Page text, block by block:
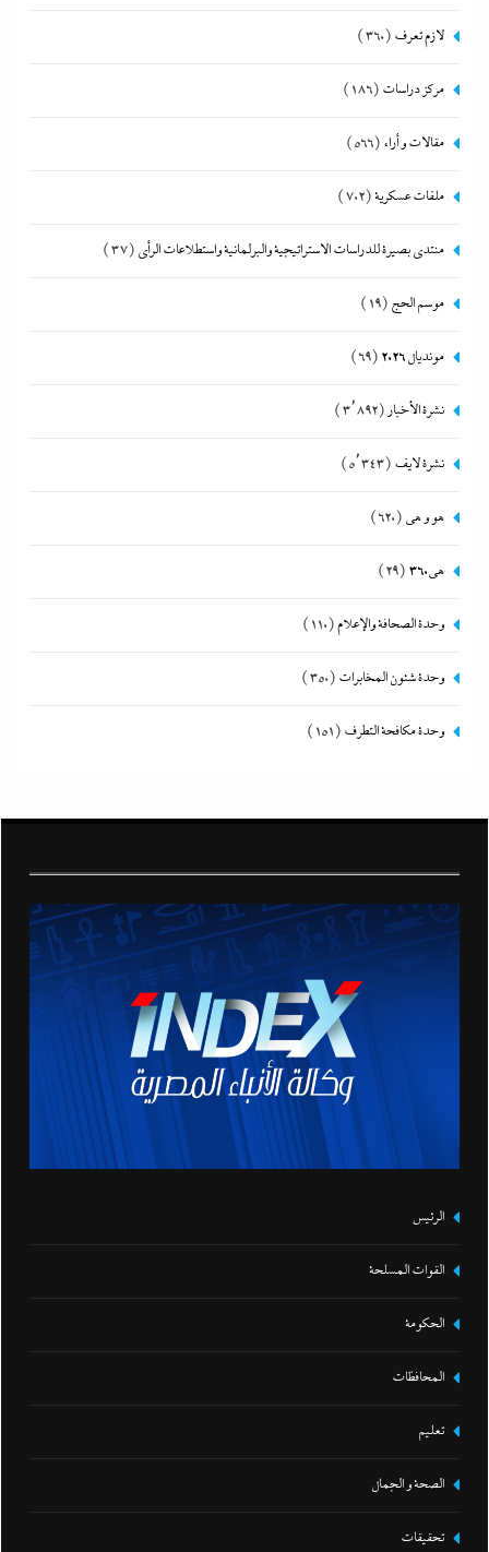
لازم تعرف (360)
مركز دراسات (186)
مقالات و أراء (566)
ملفات عسكرية(702)
منتدى بصيرة للدراسات الاستراتيجية والبرلمانية واستطلاعات الرأى (37)
موسم الحج (19)
مونديال 2026 (69)
نشرة الأخبار (3٬892)
نشرة لايف (5٬343)
هو و هي (620)
هى360 (29)
وحدة الصحافة والإعلام(110)
وحدة شئون المخابرات (350)
وحدة مكافحة التطرف (151)
الرئيس
القوات المسلحة
الحكومة
المحافظات
تعليم
الصحة و الجمال
تحقيقات